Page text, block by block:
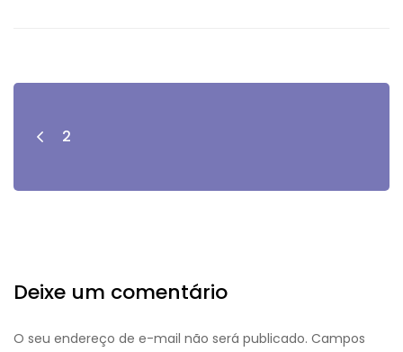
2
Deixe um comentário
O seu endereço de e-mail não será publicado. Campos